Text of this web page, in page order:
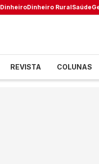
DinheiroDinheiro RuralSaúde
REVISTA COLUNAS